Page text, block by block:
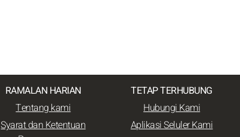
RAMALAN HARIAN
Tentang kami
Syarat dan Ketentuan
TETAP TERHUBUNG
Hubungi Kami
Aplikasi Seluler Kami